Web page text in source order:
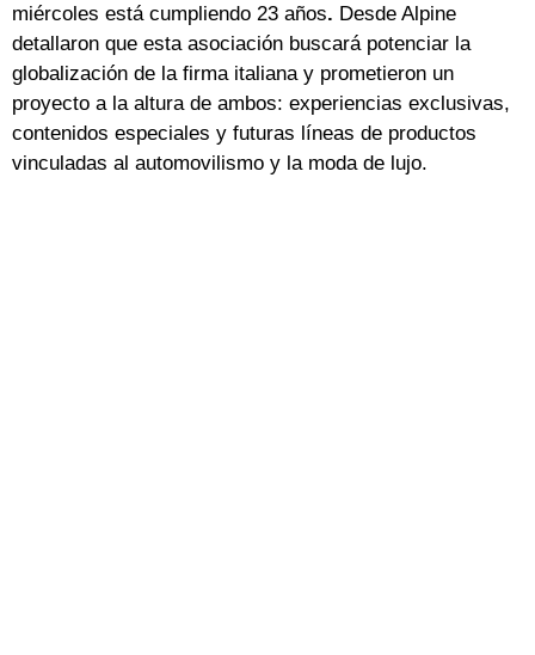
miércoles está cumpliendo 23 años. Desde Alpine
detallaron que esta asociación buscará potenciar la
globalización de la firma italiana y prometieron un
proyecto a la altura de ambos: experiencias exclusivas,
contenidos especiales y futuras líneas de productos
vinculadas al automovilismo y la moda de lujo.